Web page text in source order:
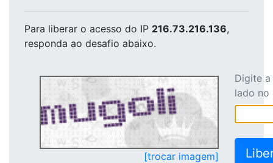
Para liberar o acesso do IP 216.73.216.136,
responda ao desafio abaixo.
[trocar imagem]
Digite
lado no